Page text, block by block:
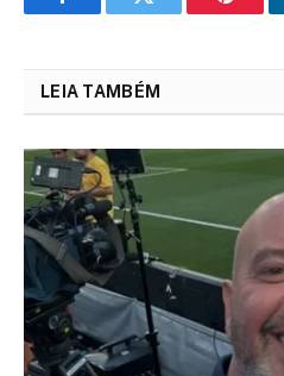
FacebookTwitter
LEIA TAMBÉM